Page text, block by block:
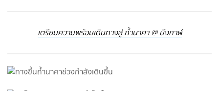
เตรียมความพร้อมเดินทางสู่ ถ้ำนาคา @ บึงกาฬ